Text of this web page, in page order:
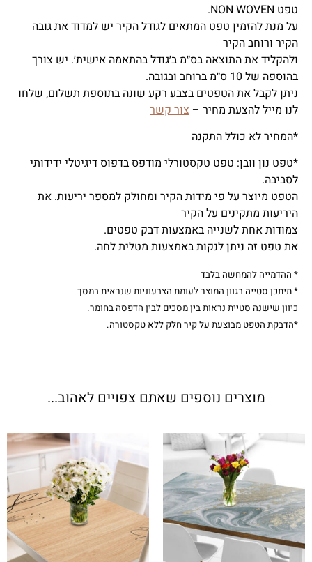
טפט NON WOVEN.
על מנת להזמין טפט המתאים לגודל הקיר יש למדוד את גובה
הקיר ורוחב הקיר
ולהקליד את התוצאה בס״מ ב׳גודל בהתאמה אישית׳. יש צורך
בהוספה של 10 ס״מ ברוחב ובגובה.
ניתן לקבל את הטפטים בצבע רקע שונה בתוספת תשלום, שלחו
לנו מייל להצעת מחיר – צור קשר
*המחיר לא כולל התקנה
*טפט נון וובן: טפט טקסטורלי מודפס בדפוס דיגיטלי ידידותי
לסביבה.
הטפט מיוצר על פי מידות הקיר ומחולק למספר יריעות. את
היריעות מתקינים על הקיר
צמודות אחת לשנייה באמצעות דבק טפטים.
את טפט זה ניתן לנקות באמצעות מטלית לחה.
* ההדמייה להמחשה בלבד
* תיתכן סטייה בגוון המוצר לעומת הצבעוניות שנראית במסך
כיוון שישנה סטיית נראות בין מסכים לבין הדפסה בחומר.
*הדבקת הטפט מבוצעת על קיר חלק ללא טקסטורה.
מוצרים נוספים שאתם צפויים לאהוב...